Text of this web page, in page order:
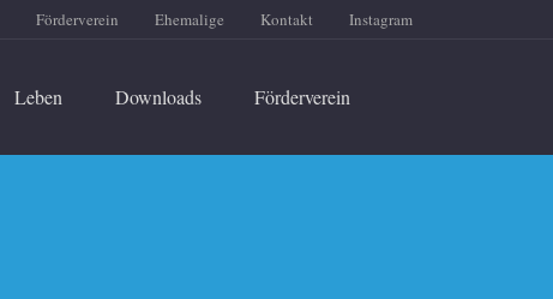
Förderverein Ehemalige Kontakt Instagram
Leben Downloads Förderverein